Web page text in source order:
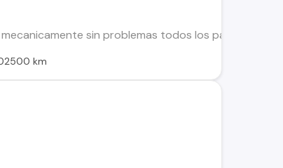
sin problemas todos los papeles
km